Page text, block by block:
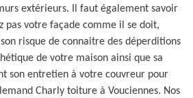
extérieurs. Il faut également savoir
pas votre façade comme il se doit,
risque de connaitre des déperditions
de votre maison ainsi que sa
son entretien à votre couvreur pour
Charly toiture à Vouciennes. Nos